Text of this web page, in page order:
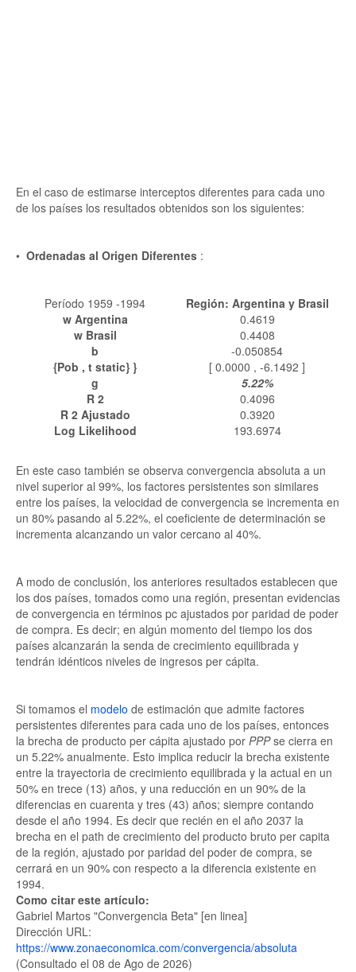
En el caso de estimarse interceptos diferentes para cada uno
de los países los resultados obtenidos son los siguientes:
• Ordenadas al Origen Diferentes :
Período 1959 -1994
Región: Argentina y Brasil
w Argentina
0.4619
w Brasil
0.4408
b
-0.050854
{Pob , t static} }
[ 0.0000 , -6.1492 ]
g
5.22%
R 2
0.4096
R 2 Ajustado
0.3920
Log Likelihood
193.6974
En este caso también se observa convergencia absoluta a un
nivel superior al 99%, los factores persistentes son similares
entre los países, la velocidad de convergencia se incrementa en
un 80% pasando al 5.22%, el coeficiente de determinación se
incrementa alcanzando un valor cercano al 40%.
A modo de conclusión, los anteriores resultados establecen que
los dos países, tomados como una región, presentan evidencias
de convergencia en términos pc ajustados por paridad de poder
de compra. Es decir; en algún momento del tiempo los dos
países alcanzarán la senda de crecimiento equilibrada y
tendrán idénticos niveles de ingresos per cápita.
Si tomamos el modelo de estimación que admite factores
persistentes diferentes para cada uno de los países, entonces
la brecha de producto per cápita ajustado por PPPse cierra en
un 5.22% anualmente. Esto implica reducir la brecha existente
entre la trayectoria de crecimiento equilibrada y la actual en un
50% en trece (13) años, y una reducción en un 90% de la
diferencias en cuarenta y tres (43) años; siempre contando
desde el año 1994. Es decir que recién en el año 2037 la
brecha en el path de crecimiento del producto bruto per capita
de la región, ajustado por paridad del poder de compra, se
cerrará en un 90% con respecto a la diferencia existente en
1994.
Como citar este artículo:
Gabriel Martos "Convergencia Beta" [en linea]
Dirección URL:
https://www.zonaeconomica.com/convergencia/absoluta
(Consultado el 08 de Ago de 2026)